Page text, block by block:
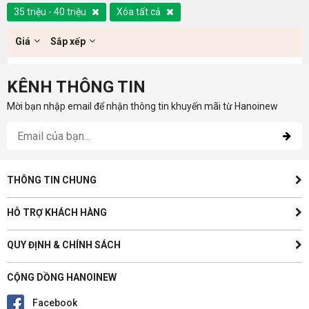
35 triệu - 40 triệu Xóa tất cả
Giá Sắp xếp
KÊNH THÔNG TIN
Mời bạn nhập email để nhận thông tin khuyến mãi từ Hanoinew
THÔNG TIN CHUNG
HỖ TRỢ KHÁCH HÀNG
QUY ĐỊNH & CHÍNH SÁCH
CỘNG DỒNG HANOINEW
Facebook